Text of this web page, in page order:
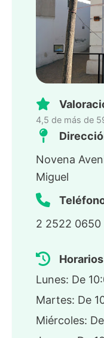
4,5 de más de
Novena
Miguel
2 2522 0650
Horarios
Lunes: De
Martes: De
Miércoles: